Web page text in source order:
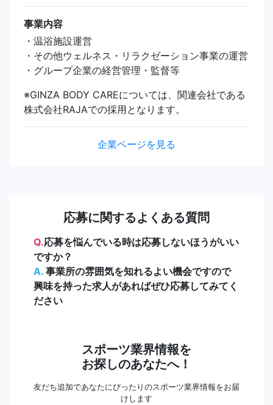
事業内容
・温浴施設運営
・その他ウェルネス・リラクゼーション事業の運営
・グループ企業の経営管理・監督等
※GINZA BODY CAREについては、関連会社である
株式会社RAJAでの採用となります。
企業ページを見る
応募に関するよくある質問
Q.応募を悩んでいる時は応募しないほうがいい
ですか？
A. 事業所の雰囲気を知れるよい機会ですので
興味を持った求人があればぜひ応募してみてく
ださい
スポーツ業界情報を
お探しのあなたへ！
友だち追加であなたにぴったりのスポーツ業界情報をお届
けします